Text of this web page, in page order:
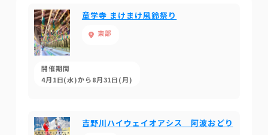
童学寺 まけまけ風鈴祭り
東部
開催期間
4月1日(水)から8月31日(月)
吉野川ハイウェイオアシス 阿波おどり